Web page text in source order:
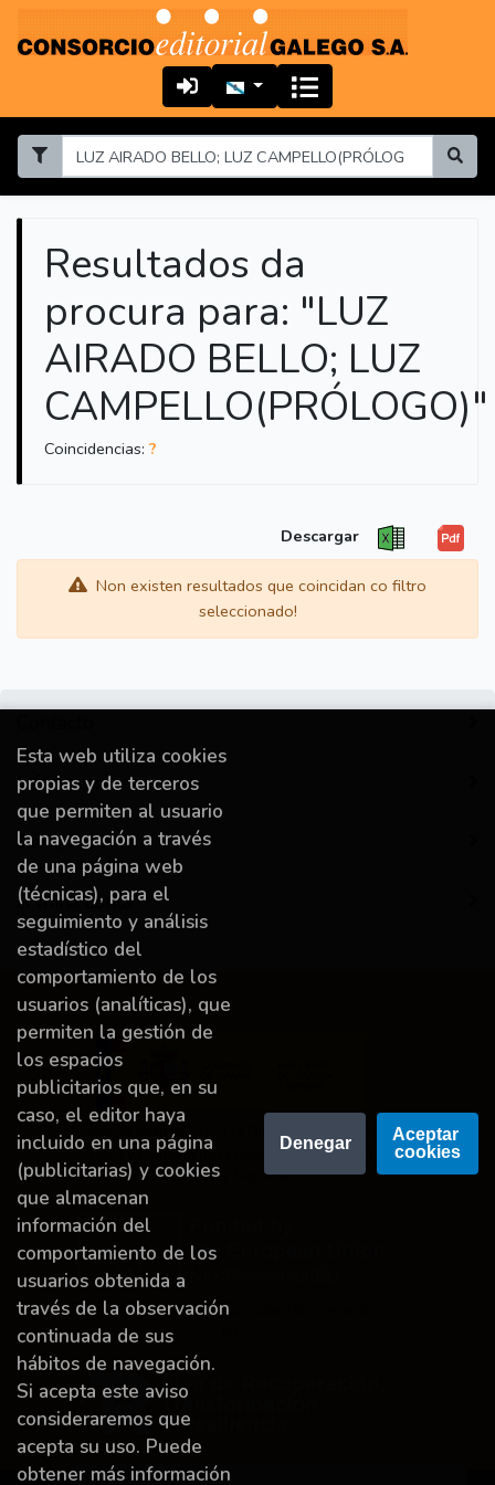
Resultados da
procura para: "LUZ
AIRADO BELLO; LUZ
CAMPELLO(PRÓLOGO)"
Coincidencias:?
Descargar
Non existen resultados que coincidan co filtro
seleccionado!
Información
Destacado
A miña conta
Proyecto financiado por la Dirección General del
Libro y Fomento de la Lectura, Ministerio de
Cultura y Deporte.
Financiado por la Unión Europea-Next Generation
Esta web utiliza cookies
propias y de terceros
que permiten al usuario
la navegación a través
de una página web
(técnicas), para el
seguimiento y análisis
estadístico del
comportamiento de los
usuarios (analíticas), que
permiten la gestión de
los espacios
publicitarios que, en su
caso, el editor haya
incluido en una página
(publicitarias) y cookies
que almacenan
información del
comportamiento de los
usuarios obtenida a
través de la observación
continuada de sus
hábitos de navegación.
Si acepta este aviso
consideraremos que
acepta su uso. Puede
obtener más información
Denegar
Aceptar
cookies